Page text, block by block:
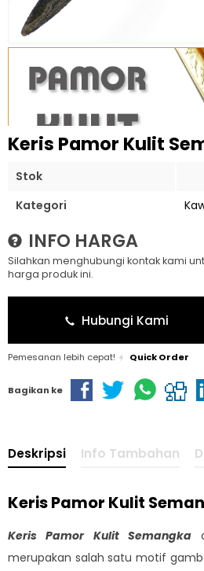
Keris Pamor Kulit
Stok
Kategori
INFO HARGA
Silahkan menghubungi kontak kami
harga produk ini.
Hubungi Kami
Pemesanan lebih cepat! Quick Order
Bagikan ke
Deskripsi Info Tambahan
Keris Pamor Kulit
Keris Pamor Kulit Semangka
merupakan salah satu motif